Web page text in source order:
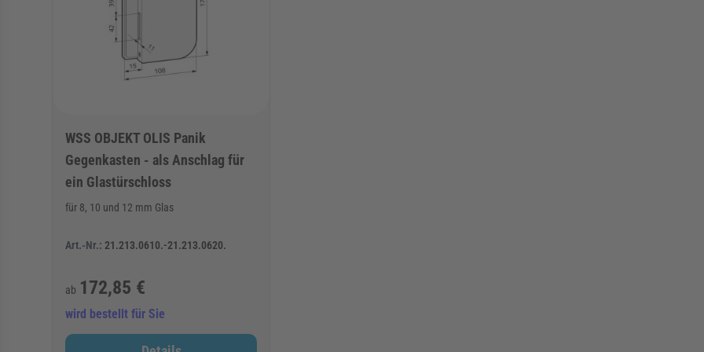
WSS OBJEKT OLIS Panik
Gegenkasten - als Anschlag für
ein Glastürschloss
für 8, 10 und 12 mm Glas
Art.-Nr.: 21.213.0610.-21.213.0620.
ab 172,85 €
wird bestellt für Sie